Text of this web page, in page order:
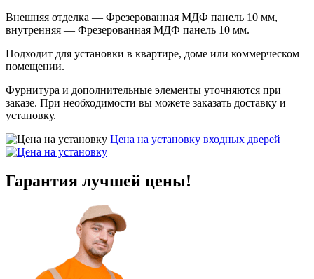
Внешняя отделка — Фрезерованная МДФ панель 10 мм,
внутренняя — Фрезерованная МДФ панель 10 мм.
Подходит для установки в квартире, доме или коммерческом
помещении.
Фурнитура и дополнительные элементы уточняются при
заказе. При необходимости вы можете заказать доставку и
установку.
Цена на установку входных дверей
Гарантия лучшей цены!